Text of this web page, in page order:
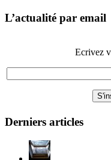
L’actualité par email
Ecrivez
Derniers articles